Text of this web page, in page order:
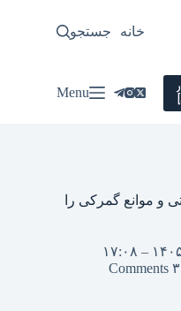
خانه سیاسی
جستجو
Menu
و موانع گمرکی را
۳ Comments